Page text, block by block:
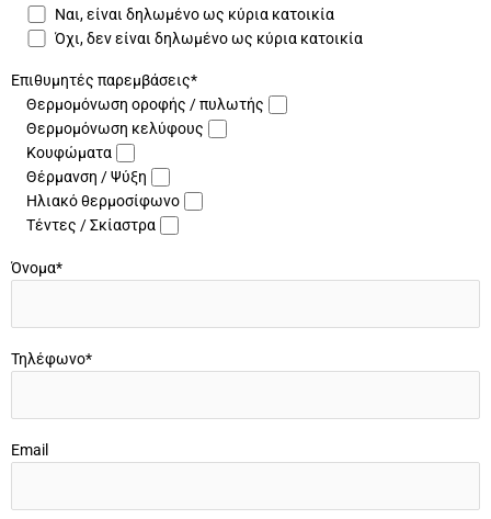
Ναι, είναι δηλωμένο ως κύρια κατοικία
Όχι, δεν είναι δηλωμένο ως κύρια κατοικία
Επιθυμητές παρεμβάσεις*
Θερμομόνωση οροφής / πυλωτής
Θερμομόνωση κελύφους
Κουφώματα
Θέρμανση / Ψύξη
Ηλιακό θερμοσίφωνο
Τέντες / Σκίαστρα
Όνομα*
Τηλέφωνο*
Email